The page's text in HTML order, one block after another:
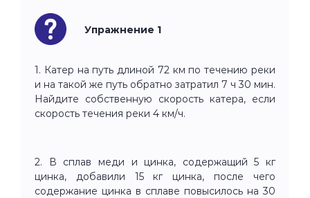
Упражнение 1
1. Катер на путь длиной 72 км по течению реки
и на такой же путь обратно затратил 7 ч 30 мин.
Найдите собственную скорость катера, если
скорость течения реки 4 км/ч.
2. В сплав меди и цинка, содержащий 5 кг
цинка, добавили 15 кг цинка, после чего
содержание цинка в сплаве повысилось на 30